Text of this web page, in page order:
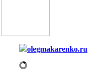
olegmakarenko.ru